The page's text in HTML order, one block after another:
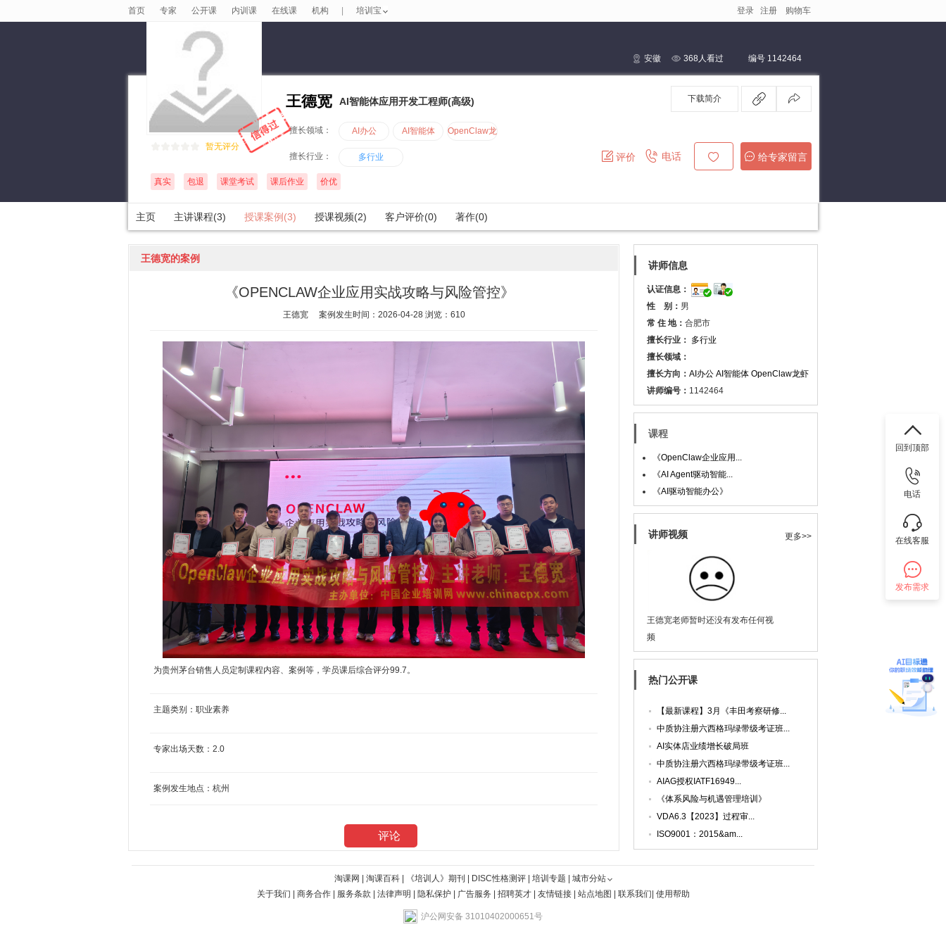
首页 专家 公开课 内训课 在线课 机构 培训宝 登录 注册 购物车
安徽 368人看过 编号 1142464
暂无评分
真实 包退 课堂考试 课后作业 价优
王德宽 AI智能体应用开发工程师(高级)
擅长领域： AI办公 AI智能体
OpenClaw龙
擅长行业： 多行业
下载简介
评价 电话 给专家留言
主页 主讲课程(3) 授课案例(3) 授课视频(2) 客户评价(0) 著作(0)
王德宽的案例
《OPENCLAW企业应用实战攻略与风险管控》
王德宽 案例发生时间：2026-04-28 浏览：610
为贵州茅台销售人员定制课程内容、案例等，学员课后综合评分99.7。
主题类别： 职业素养
专家出场天数： 2.0
案例发生地点： 杭州
评论
讲师信息
认证信息：
性 别： 男
常 住 地： 合肥市
擅长行业： 多行业
擅长领域：
擅长方向： AI办公 AI智能体 OpenClaw龙虾
讲师编号： 1142464
课程
《OpenClaw企业应用...
《AI Agent驱动智能...
《AI驱动智能办公》
更多>>
讲师视频
王德宽老师暂时还没有发布任何视
频
热门公开课
【最新课程】3月《丰田考察研修...
中质协注册六西格玛绿带级考证班...
AI实体店业绩增长破局班
中质协注册六西格玛绿带级考证班...
AIAG授权IATF16949...
《体系风险与机遇管理培训》
VDA6.3【2023】过程审...
ISO9001：2015&am...
淘课网 淘课百科| 《培训人》期刊 DISC性格测评| 培训专题
城市分站
关于我们
商务合作| 服务条款 法律声明 隐私保护 广告服务 招聘英才| 友情链接| 站点地图 联系我们 使用帮助
沪公网安备 31010402000651号
回到顶部
电话
在线客服
发布需求